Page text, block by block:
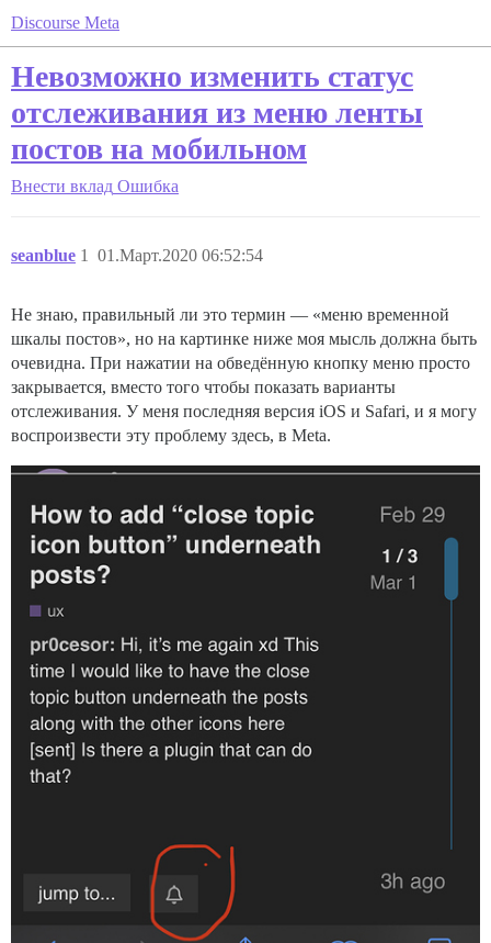
Discourse Meta
Невозможно изменить статус
отслеживания из меню ленты
постов на мобильном
Внести вклад Ошибка
seanblue 01.Март.2020 06:52:54
1
Не знаю, правильный ли это термин — «меню временной
шкалы постов», но на картинке ниже моя мысль должна быть
очевидна. При нажатии на обведённую кнопку меню просто
закрывается, вместо того чтобы показать варианты
отслеживания. У меня последняя версия iOS и Safari, и я могу
воспроизвести эту проблему здесь, в Meta.